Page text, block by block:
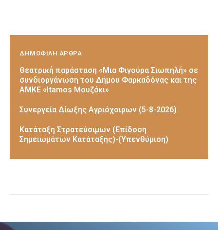
ΔΗΜΟΦΙΛΗ ΑΡΘΡΑ
Θεατρική παράσταση «Μια Φιγούρα Σιωπηλή» σε
συνδιοργάνωση του Δήμου Φαρκαδόνας και της
ΑΜΚΕ «Itamos Μουζάκι»
Συνεργεία Δίωξης Αγριόχοιρων (5-8-2026)
Κατάταξη Στρατεύσιμων (Επίδοση
Σημειωμάτων Κατάταξης)-(Υπενθύμιση)